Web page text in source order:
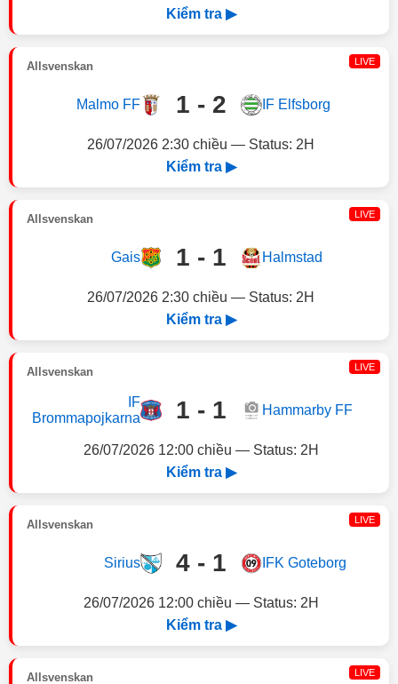
Kiểm tra ▶
Allsvenskan LIVE
Malmo FF 1 - 2 IF Elfsborg
26/07/2026 2:30 chiều — Status: 2H
Kiểm tra ▶
Allsvenskan LIVE
Gais 1 - 1 Halmstad
26/07/2026 2:30 chiều — Status: 2H
Kiểm tra ▶
Allsvenskan LIVE
IF
Brommapojkarna
1 - 1 Hammarby FF
26/07/2026 12:00 chiều — Status: 2H
Kiểm tra ▶
Allsvenskan LIVE
Sirius 4 - 1 IFK Goteborg
26/07/2026 12:00 chiều — Status: 2H
Kiểm tra ▶
Allsvenskan LIVE